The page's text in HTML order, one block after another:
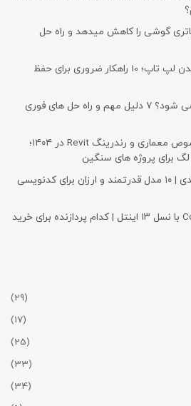
گوشی را کاهش میدهد و راه حل
آموزش جلوگیری از هک شدن لپ تاپ؛ 10 راهکار ضروری برای حفظ
چرا لپتاپ شما ناگهان کند می شود؟ ۷ دلیل مهم و راه حل های فوری
راهنمای خرید لپ تاپ مخصوص معماری و رندرینگ Revit در ۱۴۰۴؛
برای پروژه های سنگین
لپتاپ برنامه نویسی اقتصادی | ۱۰ مدل قدرتمند و ارزان برای کدنویسی
تفاوت لپتاپ های Core Ultra با نسل ۱۳ اینتل | کدام پردازنده برای خرید
(29)
(17)
(25)
(33)
(34)